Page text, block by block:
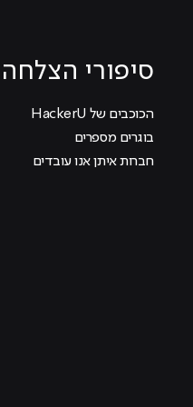
סיפורי הצלחה
הכוכבים של HackerU
בוגרים מספרים
חברות איתן אנו עובדים